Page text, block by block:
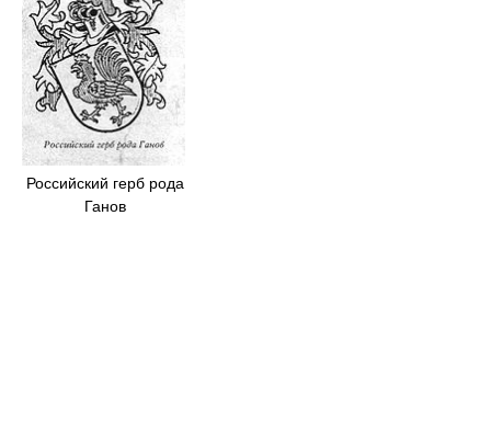
Российский герб рода
Ганов